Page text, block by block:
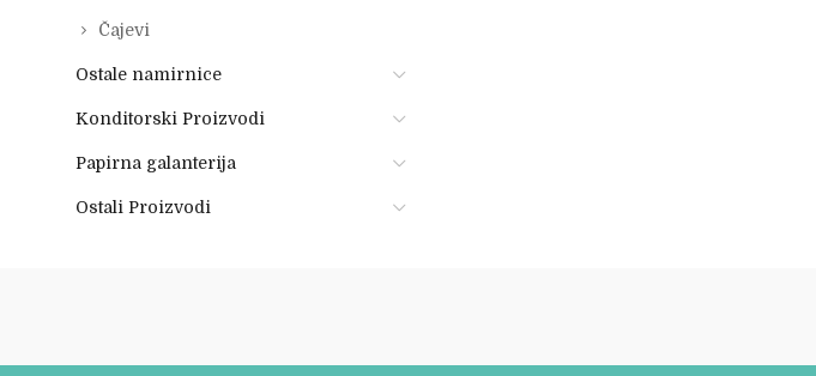
Čajevi
Ostale namirnice
Konditorski Proizvodi
Papirna galanterija
Ostali Proizvodi